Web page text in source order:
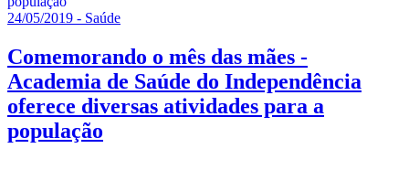
24/05/2019 - Saúde
Comemorando o mês das mães -
Academia de Saúde do Independência
oferece diversas atividades para a
população